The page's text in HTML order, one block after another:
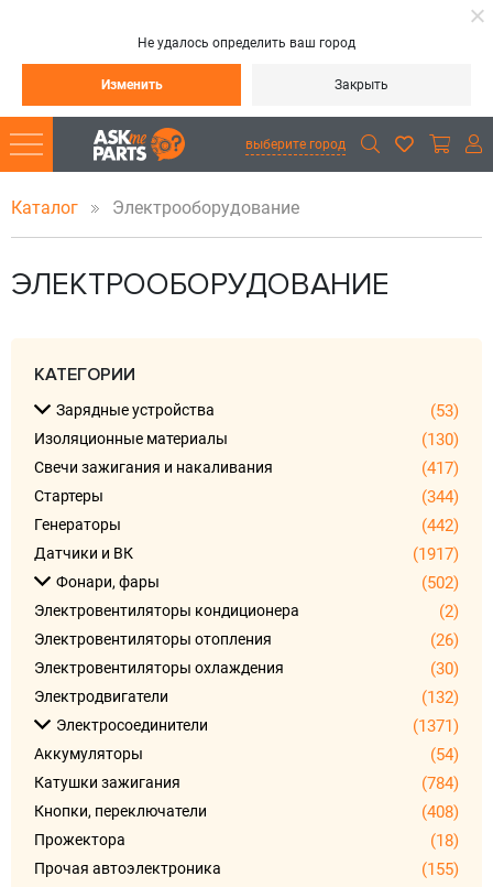
Не удалось определить ваш город
Изменить Закрыть
выберите город
Каталог Электрооборудование
ЭЛЕКТРООБОРУДОВАНИЕ
КАТЕГОРИИ
Зарядные устройства (53)
Изоляционные материалы (130)
Свечи зажигания и накаливания (417)
Стартеры (344)
Генераторы (442)
Датчики и ВК (1917)
Фонари, фары (502)
Электровентиляторы кондиционера (2)
Электровентиляторы отопления (26)
Электровентиляторы охлаждения (30)
Электродвигатели (132)
Электросоединители (1371)
Аккумуляторы (54)
Катушки зажигания (784)
Кнопки, переключатели (408)
Прожектора (18)
Прочая автоэлектроника (155)